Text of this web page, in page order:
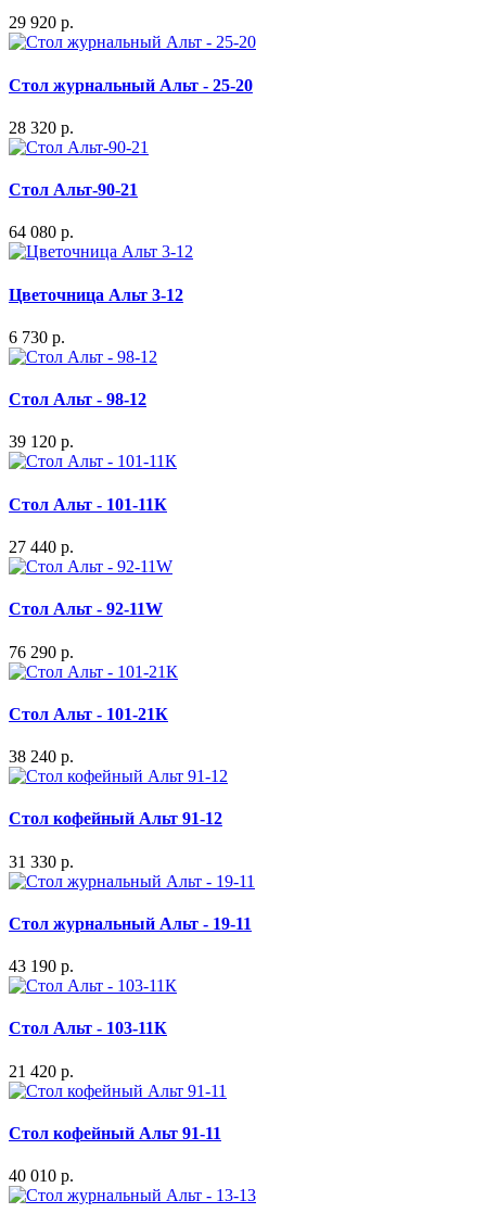
29 920 р.
Стол журнальный Альт - 25-20
28 320 р.
Стол Альт-90-21
64 080 р.
Цветочница Альт 3-12
6 730 р.
Стол Альт - 98-12
39 120 р.
Стол Альт - 101-11К
27 440 р.
Стол Альт - 92-11W
76 290 р.
Стол Альт - 101-21К
38 240 р.
Стол кофейный Альт 91-12
31 330 р.
Стол журнальный Альт - 19-11
43 190 р.
Стол Альт - 103-11К
21 420 р.
Стол кофейный Альт 91-11
40 010 р.